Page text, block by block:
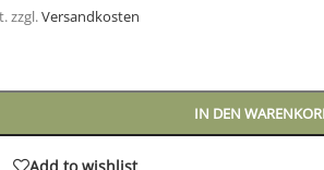
zzgl.Versandkosten
IN DEN
Add to wishlist